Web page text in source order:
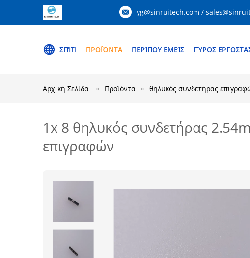
yg@sinruitech.com /
ΣΠΊΤΙ ΠΡΟΪΌΝΤΑ ΠΕΡΊΠΟΥ ΕΜΕΊΣ ΓΎΡΟΣ
Αρχική Σελίδα Προϊόντα θηλυκός συνδετήρας
1x 8 θηλυκός συνδετήρας
επιγραφών